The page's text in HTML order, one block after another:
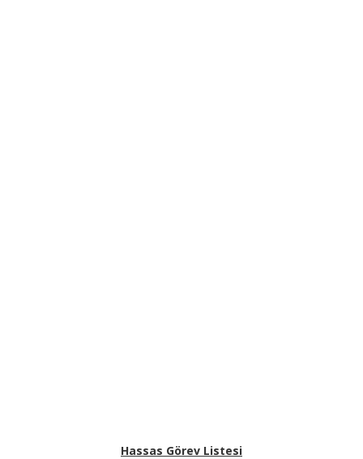
Hassas Görev Listesi